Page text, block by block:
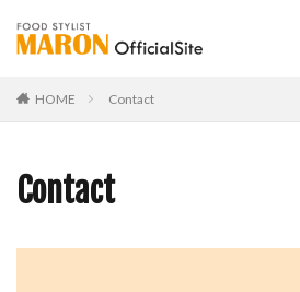
HOME Contact
Contact